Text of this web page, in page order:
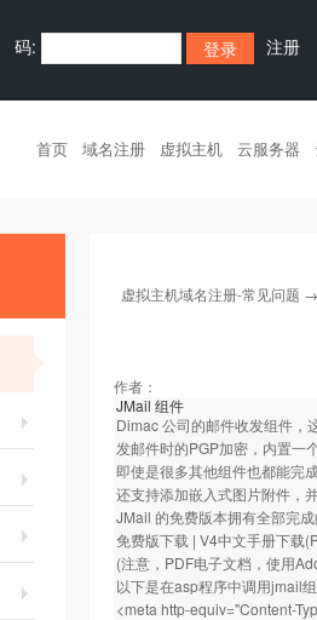
码: 注册
首页 域名注册 虚拟主机 云服务器
虚拟主机域名注册-常见问题
作者：
JMail 组件
Dimac 公司的邮件收发组件，
发邮件时的PGP加密，内置一
即使是很多其他组件也都能完
还支持添加嵌入式图片附件，
JMail 的免费版本拥有全部完
免费版下载 | V4中文手册下载
(注意，PDF电子文档，使用
以下是在asp程序中调用jmail
<meta http-equiv="Content-